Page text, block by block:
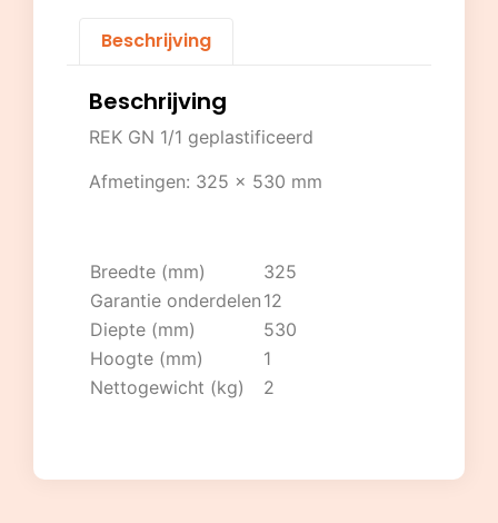
Beschrijving
Beschrijving
REK GN 1/1 geplastificeerd
Afmetingen: 325 x 530 mm
Breedte (mm)
325
Garantie onderdelen 12
Diepte (mm)
530
Hoogte (mm)
1
Nettogewicht (kg)
2